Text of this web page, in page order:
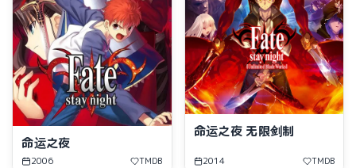
命运之夜
2006 TMDB
命运之夜 无限剑制
2014 TMDB